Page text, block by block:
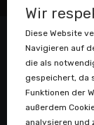
Wir
Diese Website
Navigieren auf
die als
gespeichert, da
Funktionen der
außerdem
analysieren und